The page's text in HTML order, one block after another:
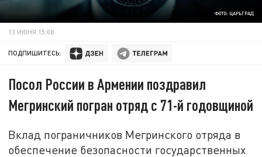
ФОТО: ЦАРЬГРАД
13 ИЮНЯ 15:08
ПОДПИШИТЕСЬ:
Посол России в Армении поздравил
Мегринский погран отряд с 71-й годовщиной
Вклад пограничников Мегринского отряда в
обеспечение безопасности государственных